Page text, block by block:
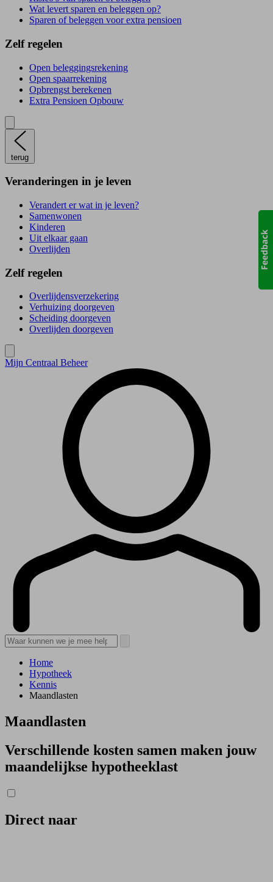
Wat levert sparen en beleggen op?
Sparen of beleggen voor extra pensioen
Zelf regelen
Open beleggingsrekening
Open spaarrekening
Opbrengst berekenen
Extra Pensioen Opbouw
terug
Veranderingen in je leven
Verandert er wat in je leven?
Samenwonen
Kinderen
Uit elkaar gaan
Overlijden
Zelf regelen
Overlijdensverzekering
Verhuizing doorgeven
Scheiding doorgeven
Overlijden doorgeven
Mijn Centraal Beheer
Home
Hypotheek
Kennis
Maandlasten
Maandlasten
Verschillende kosten samen maken jouw
maandelijkse hypotheeklast
Direct naar